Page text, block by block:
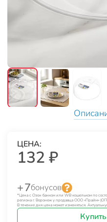
ЦЕНА:
132 ₽
+ 7бонусов
*Цена с Озон банком или WB кошельком по
региона г. Воронеж у продавца ООО «Прайм»
В течение дня цена может изменяться.